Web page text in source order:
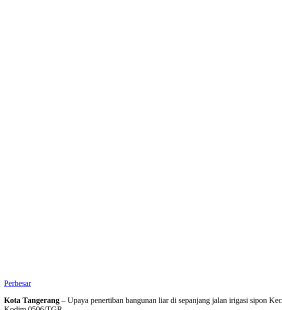
Perbesar
Kota Tangerang – Upaya penertiban bangunan liar di sepanjang jalan irigasi sipon